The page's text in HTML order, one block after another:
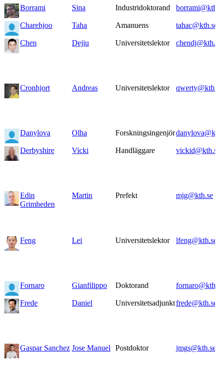
Borrami Sina Industridoktorand
Charehjoo Taha Amanuens tahac@kth.se
Chen Dejiu Universitetslektor
Cronhjort Andreas Universitetslektor
Danylova Olha Forskningsingenjör
Derbyshire Vicki Handläggare
Edin
Grimheden
Martin Prefekt mjg@kth.se
Feng Lei Universitetslektor lfeng@kth.se
Fornaro Gianfilippo Doktorand
Frede Daniel Universitetsadjunktfrede@kth.se
Gaspar Sanchez Jose Manuel Postdoktor jmgs@kth.se